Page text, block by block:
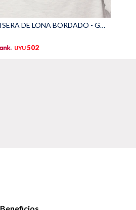
GORRO VISERA DE LONA BORDADO - Gris
UYU502